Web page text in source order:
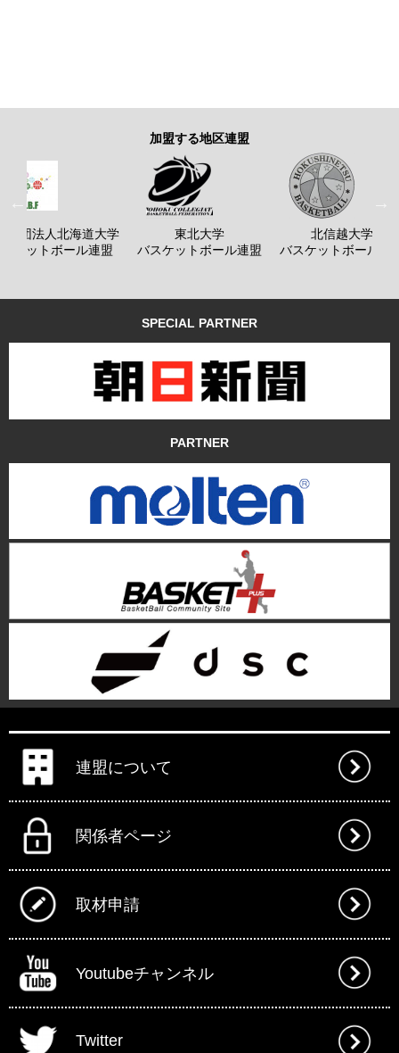
加盟する地区連盟
社団法人北海道大学
ケットボール連盟
東北大学
バスケットボール連盟
北信越大学
バスケットボール連
SPECIAL PARTNER
PARTNER
連盟について
関係者ページ
取材申請
Youtubeチャンネル
Twitter